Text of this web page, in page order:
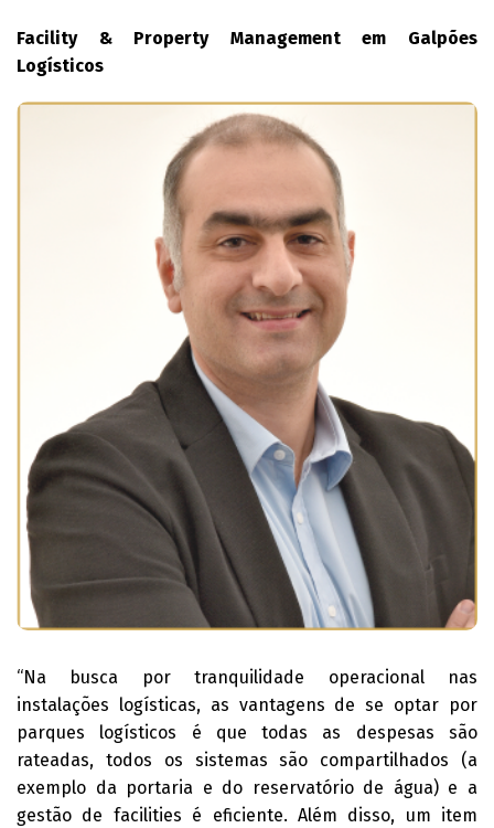
Facility & Property Management em Galpões
Logísticos
“Na busca por tranquilidade operacional nas
instalações logísticas, as vantagens de se optar por
parques logísticos é que todas as despesas são
rateadas, todos os sistemas são compartilhados (a
exemplo da portaria e do reservatório de água) e a
gestão de facilities é eficiente. Além disso, um item